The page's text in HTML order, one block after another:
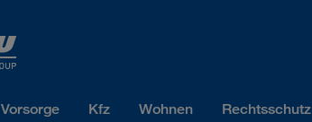
Vorsorge Kfz Wohnen Rechtsschutz